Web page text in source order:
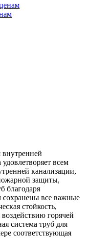
внутренней
всем
канализации,
защиты,
благодаря
сохранены все важные
стойкость,
горячей
система труб для
соответствующая